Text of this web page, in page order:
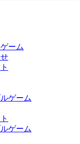
ーム
ゲーム
ゲーム